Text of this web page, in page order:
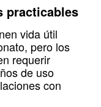
practicables
vida útil
pero los
requerir
de uso
con